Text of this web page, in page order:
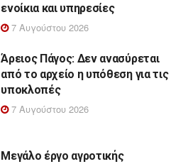
ενοίκια και υπηρεσίες
7 Αυγούστου 2026
Άρειος Πάγος: Δεν ανασύρεται
από το αρχείο η υπόθεση για τις
υποκλοπές
7 Αυγούστου 2026
Μεγάλο έργο αγροτικής